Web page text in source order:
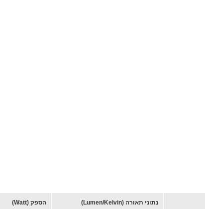
נתוני תאורה (Lumen/Kelvin) הספק (Watt)